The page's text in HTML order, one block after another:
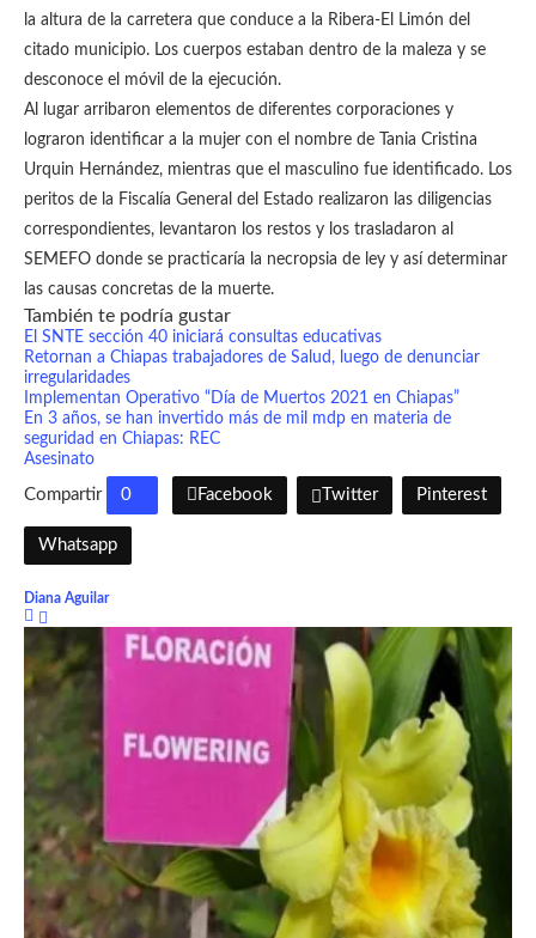
la altura de la carretera que conduce a la Ribera-El Limón del
citado municipio. Los cuerpos estaban dentro de la maleza y se
desconoce el móvil de la ejecución.
Al lugar arribaron elementos de diferentes corporaciones y
lograron identificar a la mujer con el nombre de Tania Cristina
Urquin Hernández, mientras que el masculino fue identificado. Los
peritos de la Fiscalía General del Estado realizaron las diligencias
correspondientes, levantaron los restos y los trasladaron al
SEMEFO donde se practicaría la necropsia de ley y así determinar
las causas concretas de la muerte.
También te podría gustar
El SNTE sección 40 iniciará consultas educativas
Retornan a Chiapas trabajadores de Salud, luego de denunciar
irregularidades
Implementan Operativo “Día de Muertos 2021 en Chiapas”
En 3 años, se han invertido más de mil mdp en materia de
seguridad en Chiapas: REC
Asesinato
Compartir 0 Facebook Twitter Pinterest
Whatsapp
Diana Aguilar